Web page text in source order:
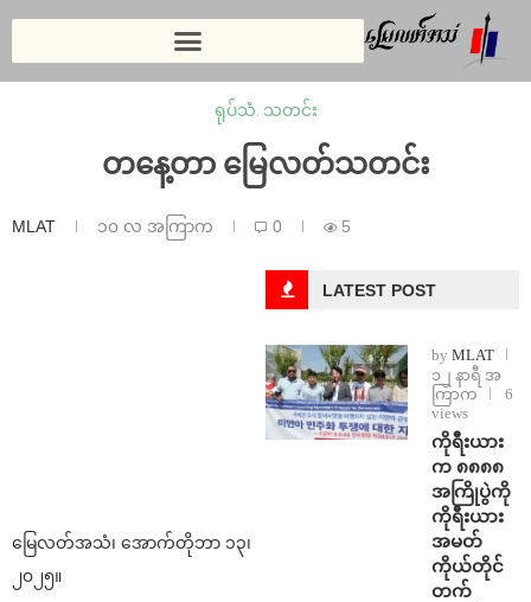
ရုပ်သံ, သတင်း
⁨⁨⁨တနေ့တာ မြေလတ်သတင်း
MLAT ၁၀ လ အကြာက 0 5
မြေလတ်အသံ၊ အောက်တိုဘာ ၁၃၊
၂၀၂၅။
LATEST POST
by MLAT
၁၂ နာရီ အ
ကြာက
6
views
ကိုရီးယား
က ၈၈၈၈
အကြိုပွဲကို
ကိုရီးယား
အမတ်
ကိုယ်တိုင်
တက်